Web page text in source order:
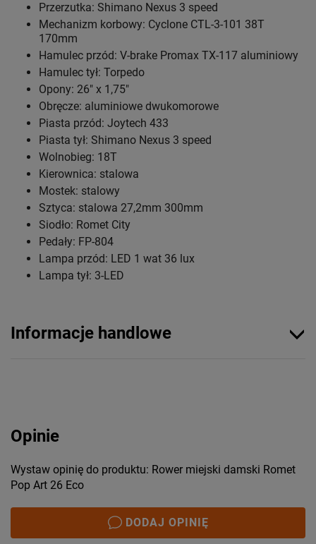
Przerzutka: Shimano Nexus 3 speed
Mechanizm korbowy: Cyclone CTL-3-101 38T
170mm
Hamulec przód: V-brake Promax TX-117 aluminiowy
Hamulec tył: Torpedo
Opony: 26" x 1,75"
Obręcze: aluminiowe dwukomorowe
Piasta przód: Joytech 433
Piasta tył: Shimano Nexus 3 speed
Wolnobieg: 18T
Kierownica: stalowa
Mostek: stalowy
Sztyca: stalowa 27,2mm 300mm
Siodło: Romet City
Pedały: FP-804
Lampa przód: LED 1 wat 36 lux
Lampa tył: 3-LED
Informacje handlowe
Opinie
Wystaw opinię do produktu: Rower miejski damski Romet
Pop Art 26 Eco
DODAJ OPINIĘ